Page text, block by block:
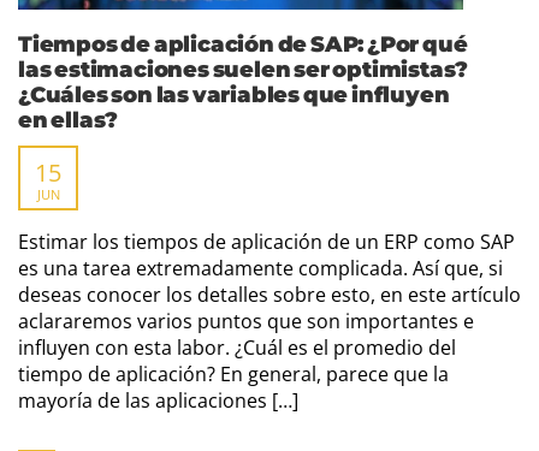
Tiempos de aplicación de SAP: ¿Por qué
las estimaciones suelen ser optimistas?
¿Cuáles son las variables que influyen
en ellas?
15
JUN
Estimar los tiempos de aplicación de un ERP como SAP
es una tarea extremadamente complicada. Así que, si
deseas conocer los detalles sobre esto, en este artículo
aclararemos varios puntos que son importantes e
influyen con esta labor. ¿Cuál es el promedio del
tiempo de aplicación? En general, parece que la
mayoría de las aplicaciones […]